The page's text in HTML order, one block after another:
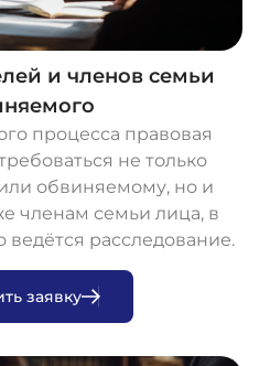
и членов семьи
процесса правовая
не только
обвиняемому, но и
членам семьи лица, в
расследование.
ть заявку